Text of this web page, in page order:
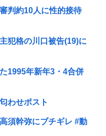
判約10人に性的接待
犯格の川口被告(19)に
1995年新年3・4合併
わせポスト
須幹弥にブチギレ #動